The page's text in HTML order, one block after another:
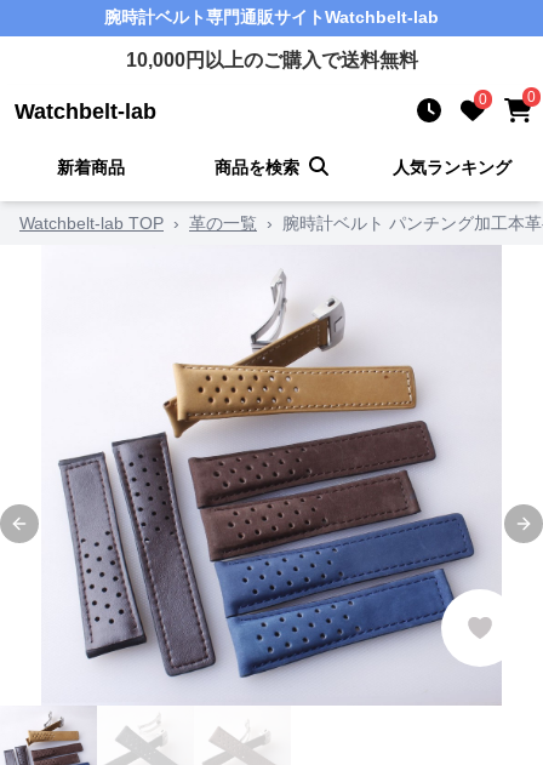
腕時計ベルト専門通販サイトWatchbelt-lab
10,000円以上のご購入で送料無料
Watchbelt-lab 0 0
新着商品 商品を検索 人気ランキング
Watchbelt-lab TOP › 革の一覧 › 腕時計ベルト パンチング加工本
Previous slide